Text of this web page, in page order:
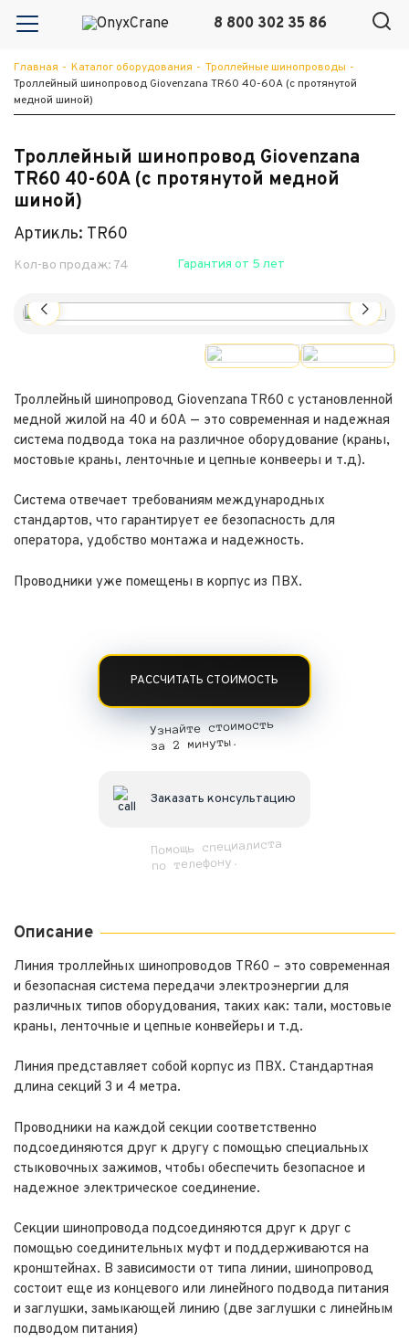
8 800 302 35 86
Главная - Каталог оборудования - Троллейные шинопроводы -
Троллейный шинопровод Giovenzana TR60 40-60А (с протянутой
медной шиной)
Троллейный шинопровод Giovenzana
TR60 40-60А (с протянутой медной
шиной)
Артикль: TR60
Кол-во продаж: 74 Гарантия от 5 лет
Троллейный шинопровод Giovenzana TR60 с установленной
медной жилой на 40 и 60А — это современная и надежная
система подвода тока на различное оборудование (краны,
мостовые краны, ленточные и цепные конвееры и т.д).
Система отвечает требованиям международных
стандартов, что гарантирует ее безопасность для
оператора, удобство монтажа и надежность.
Проводники уже помещены в корпус из ПВХ.
РАССЧИТАТЬ СТОИМОСТЬ
Узнайте стоимость
за 2 минуты.
Заказать консультацию
Помощь специалиста
по телефону.
Описание
Линия троллейных шинопроводов TR60 – это современная
и безопасная система передачи электроэнергии для
различных типов оборудования, таких как: тали, мостовые
краны, ленточные и цепные конвейеры и т.д.
Линия представляет собой корпус из ПВХ. Стандартная
длина секций 3 и 4 метра.
Проводники на каждой секции соответственно
подсоединяются друг к другу с помощью специальных
стыковочных зажимов, чтобы обеспечить безопасное и
надежное электрическое соединение.
Секции шинопровода подсоединяются друг к друг с
помощью соединительных муфт и поддерживаются на
кронштейнах. В зависимости от типа линии, шинопровод
состоит еще из концевого или линейного подвода питания
и заглушки, замыкающей линию (две заглушки с линейным
подводом питания)